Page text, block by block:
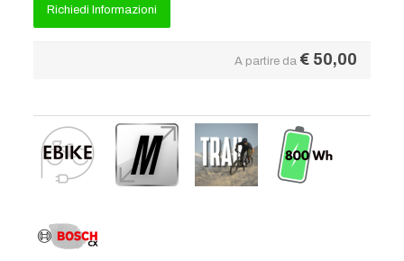
Richiedi Informazioni
A partire da € 50,00